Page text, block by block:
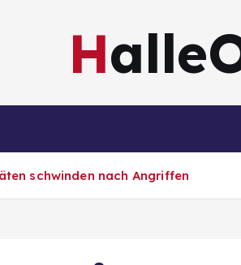
schwinden nach Angriffen